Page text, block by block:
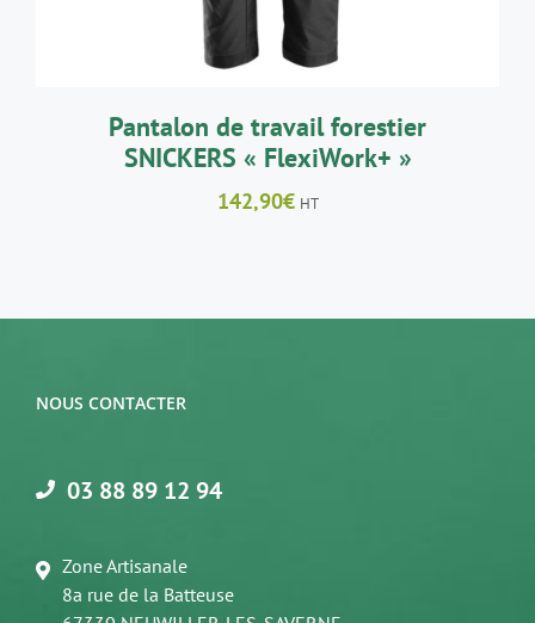
PEUVENT
ÊTRE
CHOISIES
LA
PAGE
DU
Pantalon de travail forestier
SNICKERS « FlexiWork+ »
142,90€ HT
NOUS CONTACTER
03 88 89 12 94
Zone Artisanale
8a rue de la Batteuse